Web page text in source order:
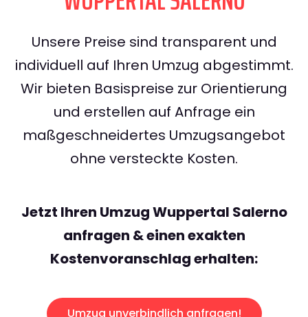
Unsere Preise sind transparent und
individuell auf Ihren Umzug abgestimmt.
Wir bieten Basispreise zur Orientierung
und erstellen auf Anfrage ein
maßgeschneidertes Umzugsangebot
ohne versteckte Kosten.
Jetzt Ihren Umzug Wuppertal Salerno
anfragen & einen exakten
Kostenvoranschlag erhalten:
Umzug unverbindlich anfragen!